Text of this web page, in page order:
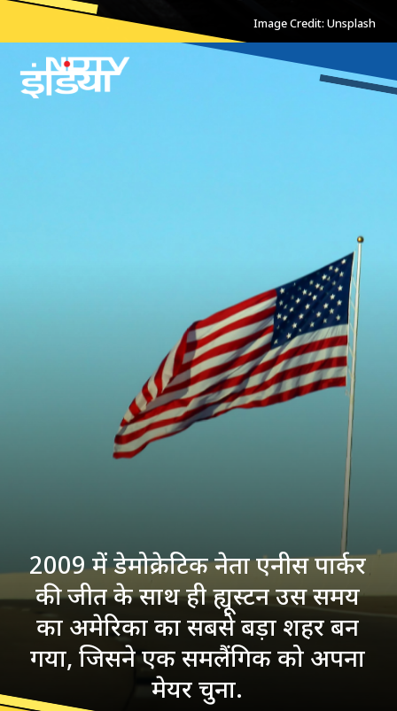
Image Credit: Unsplash
2009 में डेमोक्रेटिक नेता एनीस पार्कर
की जीत के साथ ही ह्यूस्टन उस समय
का अमेरिका का सबसे बड़ा शहर बन
गया, जिसने एक समलैंगिक को अपना
मेयर चुना.